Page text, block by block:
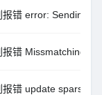
错 error: Sending
错 Missmatching
错 update sparse